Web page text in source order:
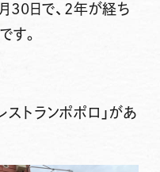
30日で、2年が経ち
す。
トランポポロ」があ